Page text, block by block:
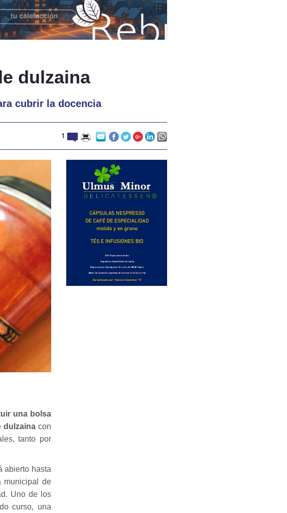
dulzaina
cubrir la docencia
1
una bolsa
dulzainacon
tanto por
abierto hasta
municipal de
Uno de los
curso, una